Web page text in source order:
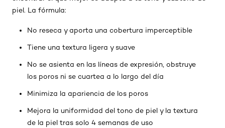
piel. La fórmula:
No reseca y aporta una cobertura imperceptible
Tiene una textura ligera y suave
No se asienta en las líneas de expresión, obstruye
los poros ni se cuartea a lo largo del día
Minimiza la apariencia de los poros
Mejora la uniformidad del tono de piel y la textura
de la piel tras solo 4 semanas de uso